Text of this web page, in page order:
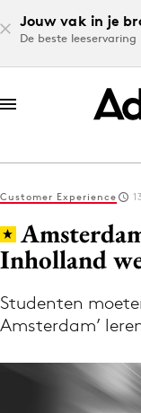
Jouw vak in je
De beste
Log in
Volg het
Customer Experience
Inholland
Studenten
Amsterdam’